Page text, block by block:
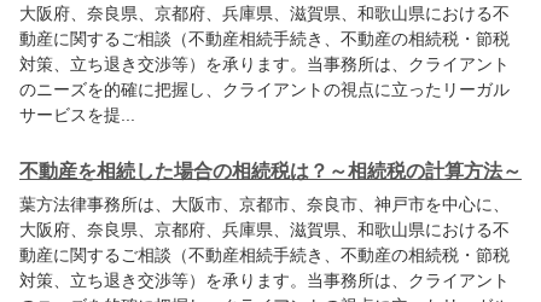
大阪府、奈良県、京都府、兵庫県、滋賀県、和歌山県における不
動産に関するご相談（不動産相続手続き、不動産の相続税・節税
対策、立ち退き交渉等）を承ります。当事務所は、クライアント
のニーズを的確に把握し、クライアントの視点に立ったリーガル
サービスを提...
不動産を相続した場合の相続税は？～相続税の計算方法～
葉方法律事務所は、大阪市、京都市、奈良市、神戸市を中心に、
大阪府、奈良県、京都府、兵庫県、滋賀県、和歌山県における不
動産に関するご相談（不動産相続手続き、不動産の相続税・節税
対策、立ち退き交渉等）を承ります。当事務所は、クライアント